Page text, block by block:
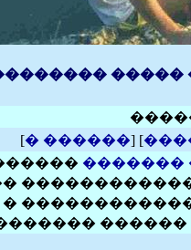
�����
[� ������] [
�������